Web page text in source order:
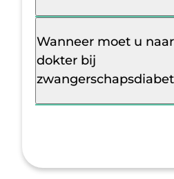
Wanneer moet u
dokter bij